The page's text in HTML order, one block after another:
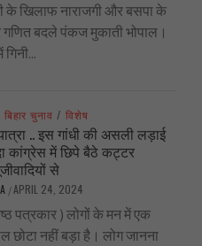
के खिलाफ नाराजगी और बसपा के
गणित बदले पंकज मुकाती भोपाल।
बिहार चुनाव / विशेष
.. इस गांधी की असली लड़ाई
कांग्रेस में छिपे बैठे कट्टर
से
/APRIL 24, 2024
पत्रकार ) लोगों के मन में एक
छोटा नहीं बड़ा है। लोग जानना